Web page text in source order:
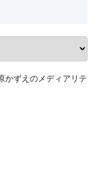
ずえのメディアリテ